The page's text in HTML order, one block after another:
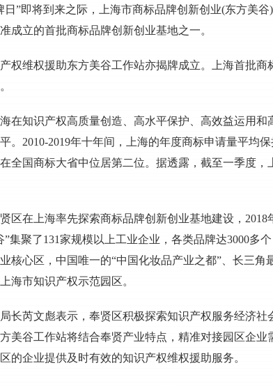
日”即将到来之际，上海市商标品牌创新创业(东方美
成立的首批商标品牌创新创业基地之一。
权维权援助东方美谷工作站亦揭牌成立。上海首批商
在知识产权高质量创造、高水平保护、高效益运用和
。2010-2019年十年间，上海的年度商标申请量平均
全国商标大省中位居第二位。据透露，截至一季度，
区在上海率先探索商标品牌创新创业基地建设，2018
集聚了131家规模以上工业企业，各类品牌达3000多
核心区，中国唯一的“中国化妆品产业之都”、长三角
海市知识产权示范园区。
局长芮文彪表示，奉贤区积极探索知识产权服务经济
美谷工作站将结合奉贤产业特点，精准对接园区企业
的企业提供及时有效的知识产权维权援助服务。